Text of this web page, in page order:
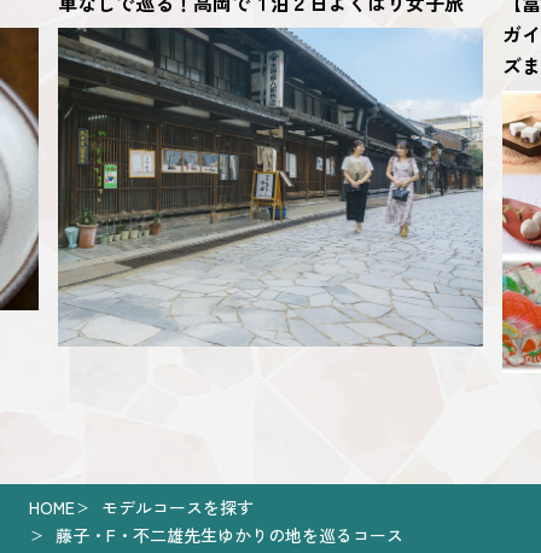
HOME
モデルコースを探す
藤子・F・不二雄先生ゆかりの地を巡るコース
ガ
ズ